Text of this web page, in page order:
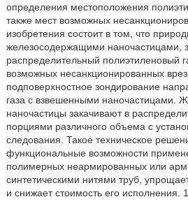
определения местоположения
также мест возможных
изобретения состоит в том, что
железосодержащими наночастицами,
распределительный полиэтиленовый
возможных несанкционированных
подповерхностное зондирование
газа с взвешенными наночастицами.
наночастицы закачивают в
порциями различного объема с
следования. Такое техническое
функциональные возможности
полимерных неармированных или
синтетическими нитями труб,
и снижает стоимость его исполнения.